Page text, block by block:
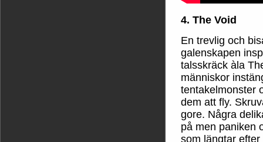
4. The Void
En trevlig och
galenskapen
talsskräck àla
människor
tentakelmonster
dem att fly.
gore. Några
på men paniken
som längtar